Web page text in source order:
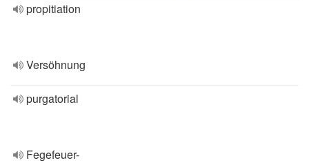
propitiation
Versöhnung
purgatorial
Fegefeuer-